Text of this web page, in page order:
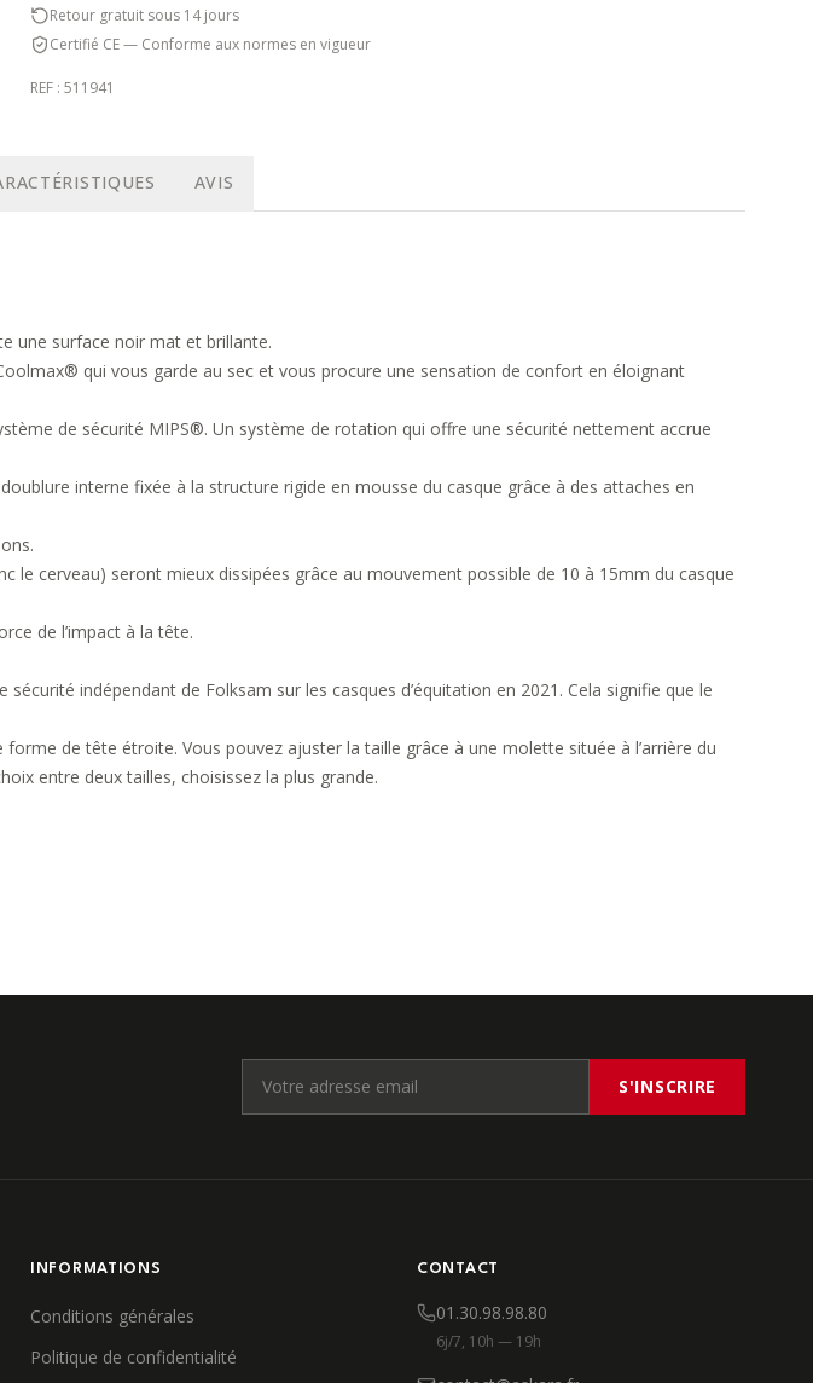
Retour gratuit sous 14 jours
Certifié CE — Conforme aux normes en vigueur
REF : 511941
AVIS
une surface noir mat et brillante.
qui vous garde au sec et vous procure une sensation de confort en éloignant
de sécurité MIPS®. Un système de rotation qui offre une sécurité nettement accrue
doublure interne fixée à la structure rigide en mousse du casque grâce à des attaches en
le cerveau) seront mieux dissipées grâce au mouvement possible de 10 à 15mm du casque
de l’impact à la tête.
indépendant de Folksam sur les casques d’équitation en 2021. Cela signifie que le
de tête étroite. Vous pouvez ajuster la taille grâce à une molette située à l’arrière du
entre deux tailles, choisissez la plus grande.
S'INSCRIRE
INFORMATIONS
Conditions générales
Politique de confidentialité
CONTACT
01.30.98.98.80
6j/7, 10h — 19h